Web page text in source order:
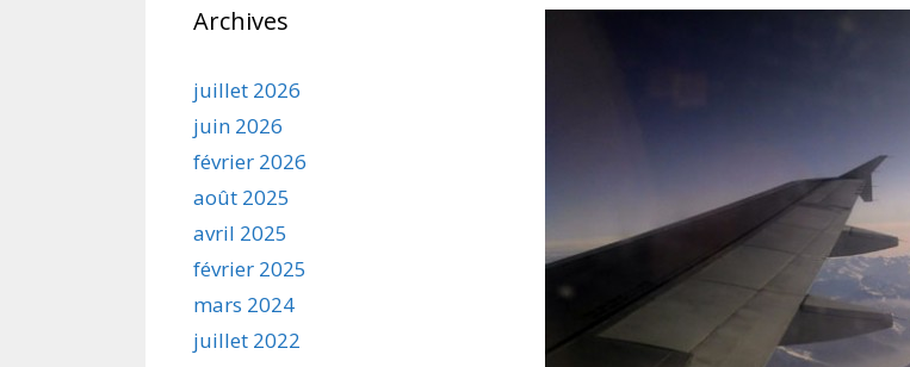
Archives
juillet 2026
juin 2026
février 2026
août 2025
avril 2025
février 2025
mars 2024
juillet 2022